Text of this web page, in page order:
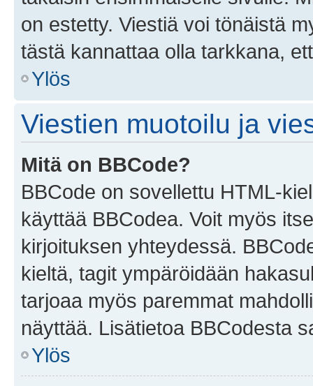
on estetty. Viestiä voi tönäistä
tästä kannattaa olla tarkkana,
Ylös
Viestien muotoilu ja
Mitä on BBCode?
BBCode on sovellettu HTML-
käyttää BBCodea. Voit myös
kirjoituksen yhteydessä.
kieltä, tagit ympäröidään
tarjoaa myös paremmat
näyttää. Lisätietoa BBCodesta
Ylös